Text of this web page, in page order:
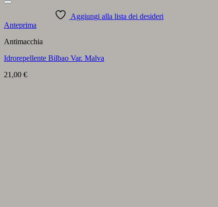
Aggiungi alla lista dei desideri
Anteprima
Antimacchia
Idrorepellente Bilbao Var. Malva
21,00 €